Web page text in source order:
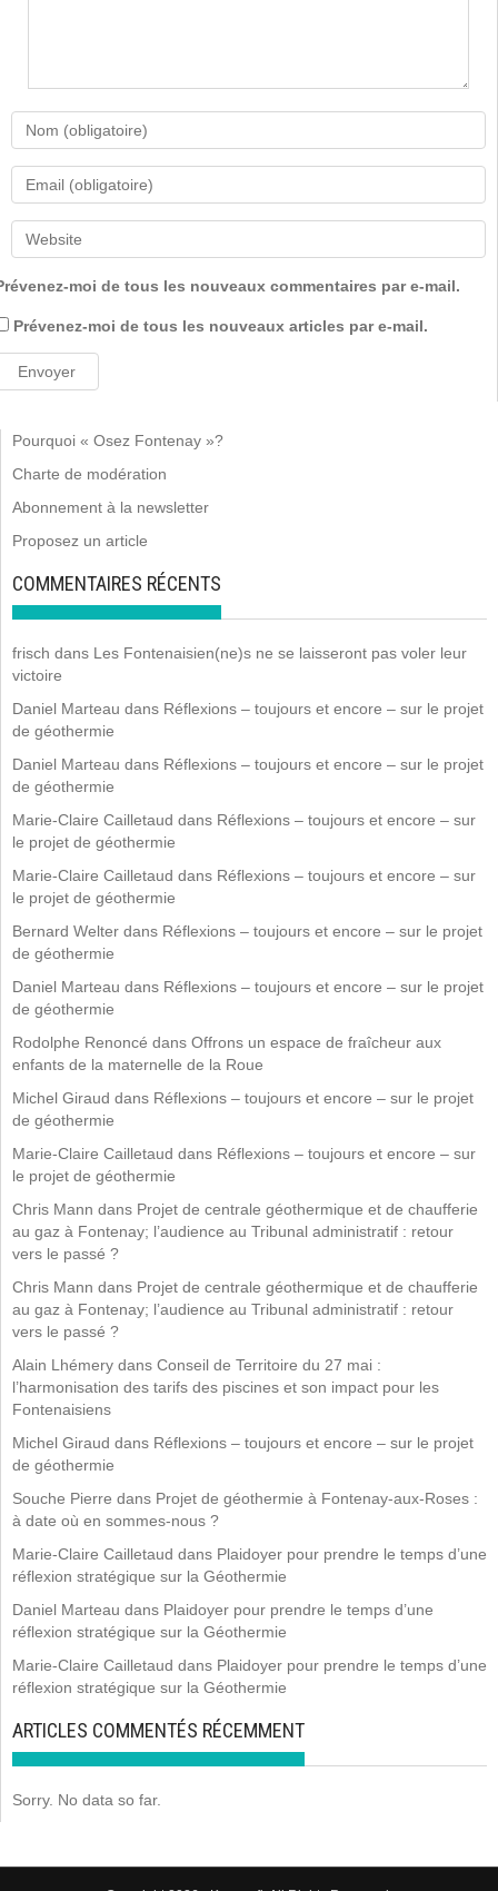
moi de tous les nouveaux commentaires par e-mail.
Prévenez-moi de tous les nouveaux articles par e-mail.
Pourquoi « Osez Fontenay »?
Charte de modération
Abonnement à la newsletter
Proposez un article
COMMENTAIRES RÉCENTS
frisch dans Les Fontenaisien(ne)s ne se laisseront pas voler leur
victoire
Daniel Marteau dans Réflexions – toujours et encore – sur le projet
de géothermie
Daniel Marteau dans Réflexions – toujours et encore – sur le projet
de géothermie
Marie-Claire Cailletaud dans Réflexions – toujours et encore – sur
le projet de géothermie
Marie-Claire Cailletaud dans Réflexions – toujours et encore – sur
le projet de géothermie
Bernard Welter dans Réflexions – toujours et encore – sur le projet
de géothermie
Daniel Marteau dans Réflexions – toujours et encore – sur le projet
de géothermie
Rodolphe Renoncé dans Offrons un espace de fraîcheur aux
enfants de la maternelle de la Roue
Michel Giraud dans Réflexions – toujours et encore – sur le projet
de géothermie
Marie-Claire Cailletaud dans Réflexions – toujours et encore – sur
le projet de géothermie
Chris Mann dans Projet de centrale géothermique et de chaufferie
au gaz à Fontenay; l’audience au Tribunal administratif : retour
vers le passé ?
Chris Mann dans Projet de centrale géothermique et de chaufferie
au gaz à Fontenay; l’audience au Tribunal administratif : retour
vers le passé ?
Alain Lhémery dans Conseil de Territoire du 27 mai :
l’harmonisation des tarifs des piscines et son impact pour les
Fontenaisiens
Michel Giraud dans Réflexions – toujours et encore – sur le projet
de géothermie
Souche Pierre dans Projet de géothermie à Fontenay-aux-Roses :
à date où en sommes-nous ?
Marie-Claire Cailletaud dans Plaidoyer pour prendre le temps d’une
réflexion stratégique sur la Géothermie
Daniel Marteau dans Plaidoyer pour prendre le temps d’une
réflexion stratégique sur la Géothermie
Marie-Claire Cailletaud dans Plaidoyer pour prendre le temps d’une
réflexion stratégique sur la Géothermie
ARTICLES COMMENTÉS RÉCEMMENT
Sorry. No data so far.